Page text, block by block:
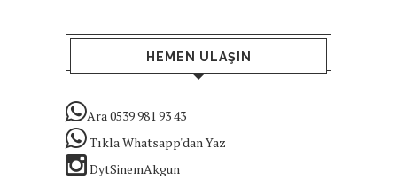
HEMEN ULAŞIN
Ara 0539 981 93 43
Tıkla Whatsapp'dan Yaz
DytSinemAkgun